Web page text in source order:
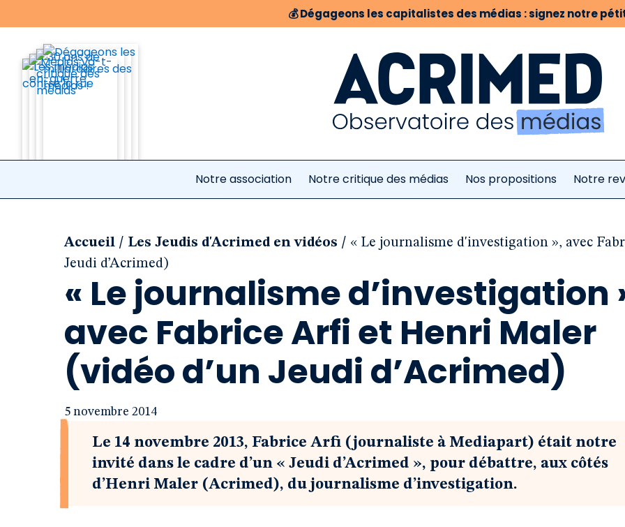
💰Dégageons les capitalistes des médias : signez notre
Notre association Notre critique des médias Nos propositions Notre
Accueil / Les Jeudis d'Acrimed en vidéos / « Le journalisme d'investigation », avec
Jeudi d’Acrimed)
« Le journalisme d’investigation
avec Fabrice Arfi et Henri Maler
(vidéo d’un Jeudi d’Acrimed)
5 novembre 2014
Le 14 novembre 2013, Fabrice Arfi (journaliste à Mediapart) était notre
invité dans le cadre d’un « Jeudi d’Acrimed », pour débattre, aux côtés
d’Henri Maler (Acrimed), du journalisme d’investigation.